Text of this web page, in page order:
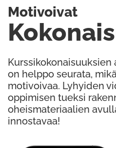
on helppo seurata,
motivoivaa. Lyhyiden
oppimisen tueksi
oheismateriaalien
innostavaa!
Motivoivat